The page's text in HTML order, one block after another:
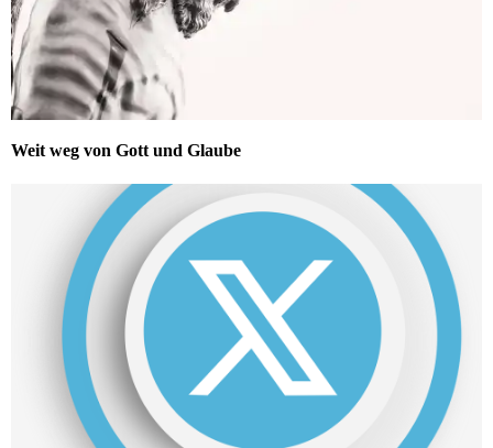
Weit weg von Gott und Glaube